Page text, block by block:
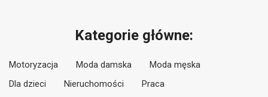
Kategorie główne:
Motoryzacja Moda damska
Moda męska
Dla dzieci
Nieruchomości
Praca